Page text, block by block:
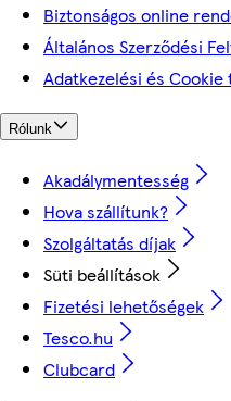
Biztonságos online
Általános Szerződési
Adatkezelési és
Rólunk
Akadálymentesség
Hova szállítunk?
Szolgáltatás díjak
Süti beállítások
Fizetési lehetőségek
Tesco.hu
Clubcard